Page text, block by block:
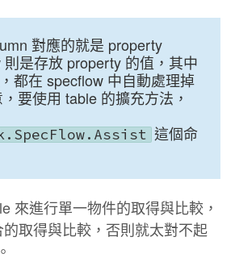
對應的就是 property
則是存放 property 的值，其中
都在 specflow 中自動處理掉
要使用 table 的擴充方法，
這個命
來進行單一物件的取得與比較，
取得與比較，否則就太對不起